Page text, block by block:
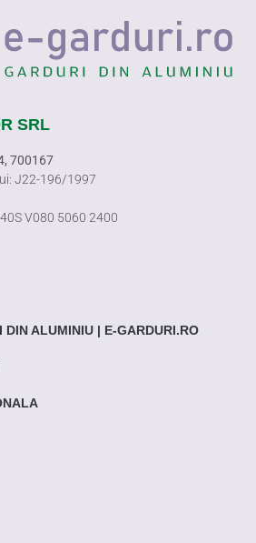
SRL
700167
J22-196/1997
V080 5060 2400
DIN ALUMINIU | E-GARDURI.RO